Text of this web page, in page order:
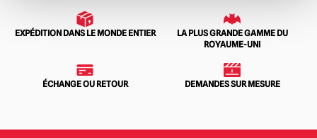
EXPÉDITION DANS LE MONDE ENTIER
LA PLUS GRANDE GAMME DU
ROYAUME-UNI
ÉCHANGE OU RETOUR DEMANDES SUR MESURE